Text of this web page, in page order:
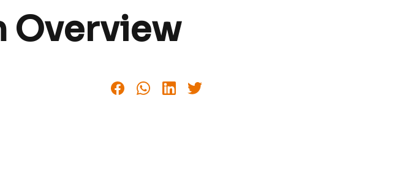
Overview